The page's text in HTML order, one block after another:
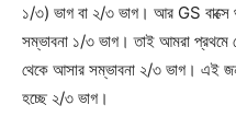
১/৩) ভাগ বা ২/৩ ভাগ। আর GS বাক্সে
সম্ভাবনা ১/৩ ভাগ। তাই আমরা প্রথমে
থেকে আসার সম্ভাবনা ২/৩ ভাগ। এই
হচ্ছে ২/৩ ভাগ।